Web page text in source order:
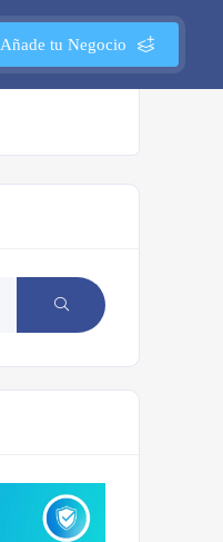
Añade tu Negocio